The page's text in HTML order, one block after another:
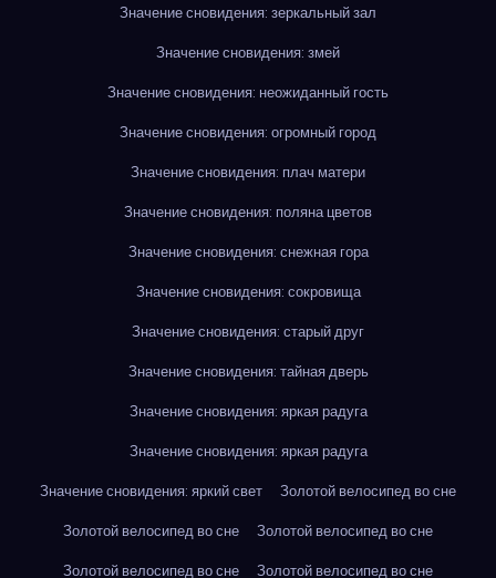
Значение сновидения: зеркальный зал
Значение сновидения: змей
Значение сновидения: неожиданный гость
Значение сновидения: огромный город
Значение сновидения: плач матери
Значение сновидения: поляна цветов
Значение сновидения: снежная гора
Значение сновидения: сокровища
Значение сновидения: старый друг
Значение сновидения: тайная дверь
Значение сновидения: яркая радуга
Значение сновидения: яркая радуга
Значение сновидения: яркий свет
Золотой велосипед во сне
Золотой велосипед во сне
Золотой велосипед во сне
Золотой велосипед во сне
Золотой велосипед во сне